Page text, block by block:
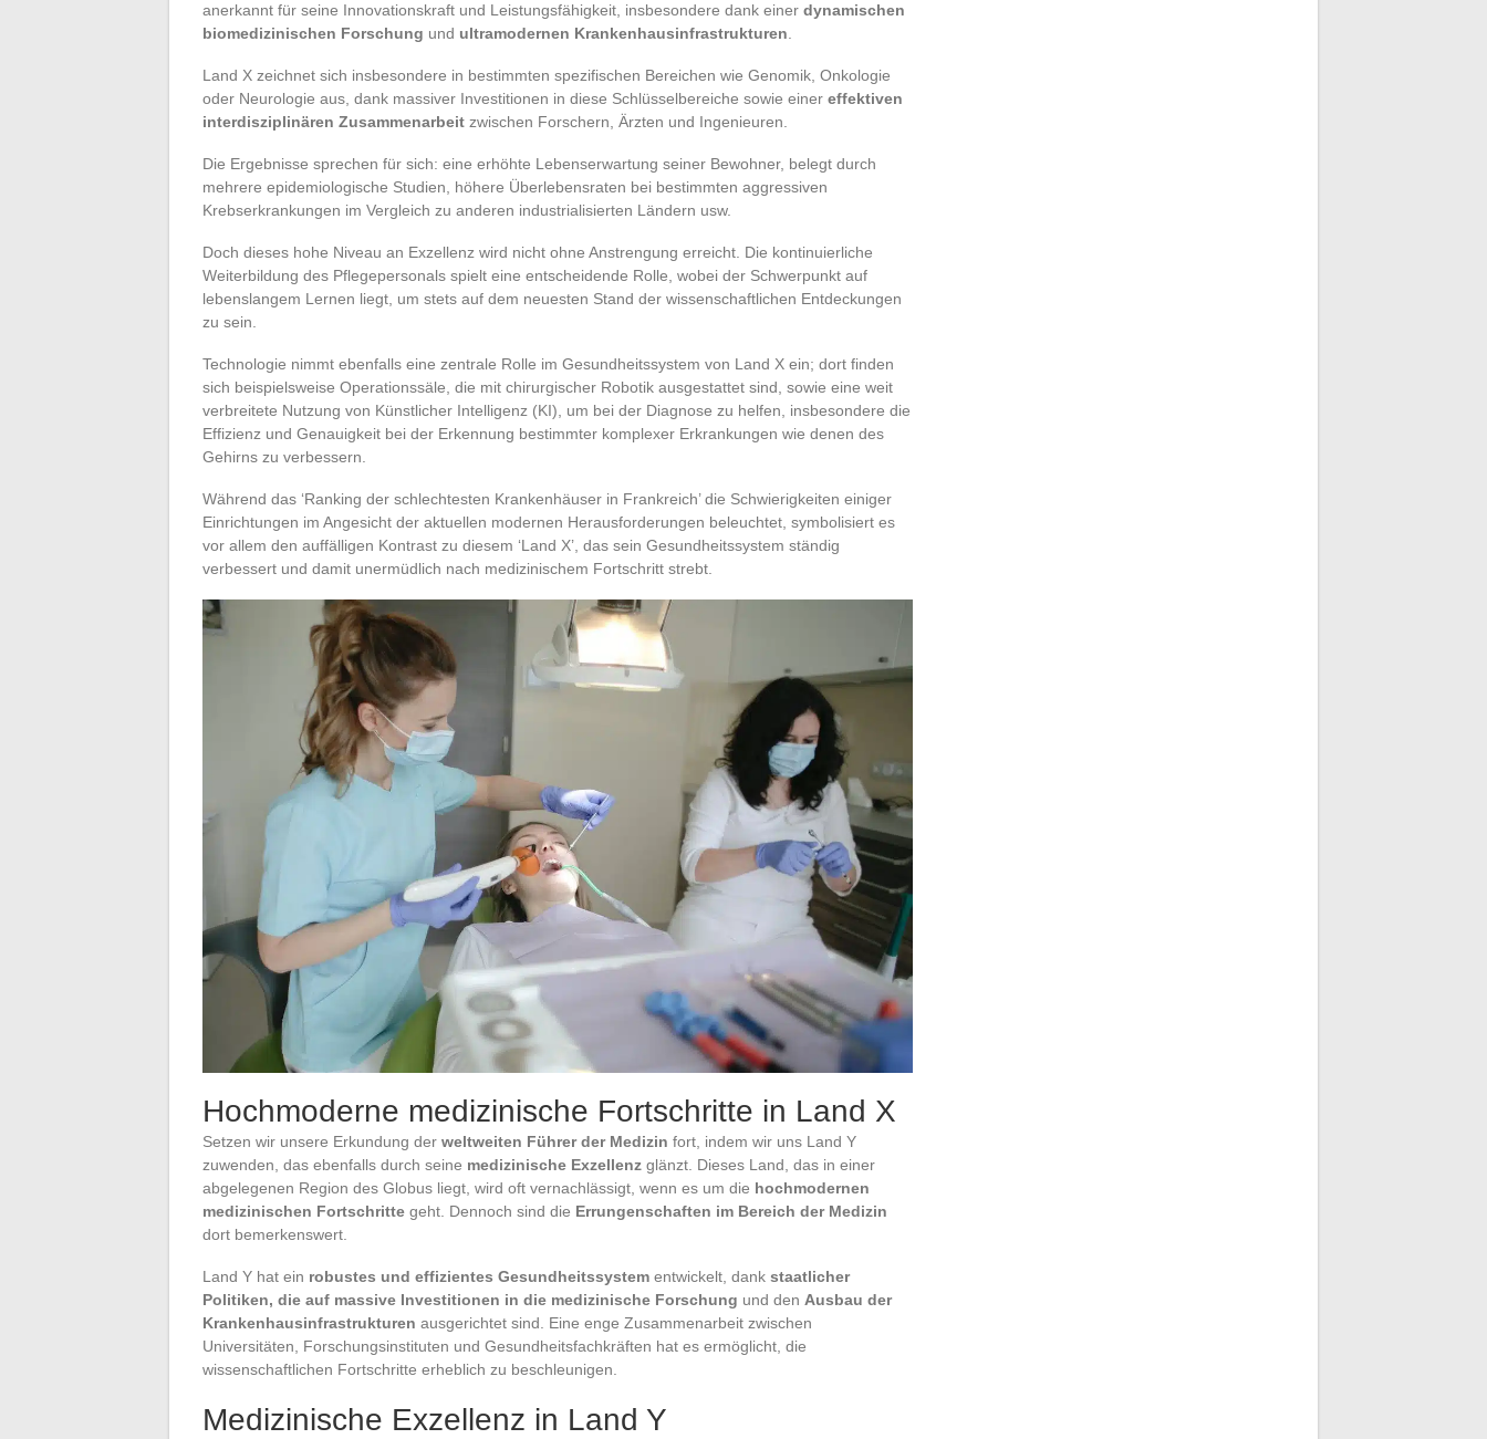
anerkannt für seine Innovationskraft und Leistungsfähigkeit, insbesondere dank einer dynamischen
biomedizinischen Forschung und ultramodernen Krankenhausinfrastrukturen
Land X zeichnet sich insbesondere in bestimmten spezifischen Bereichen wie Genomik, Onkologie
oder Neurologie aus, dank massiver Investitionen in diese Schlüsselbereiche sowie einer effektiven
interdisziplinären Zusammenarbeit zwischen Forschern, Ärzten und Ingenieuren.
Die Ergebnisse sprechen für sich: eine erhöhte Lebenserwartung seiner Bewohner, belegt durch
mehrere epidemiologische Studien, höhere Überlebensraten bei bestimmten aggressiven
Krebserkrankungen im Vergleich zu anderen industrialisierten Ländern usw.
Doch dieses hohe Niveau an Exzellenz wird nicht ohne Anstrengung erreicht. Die kontinuierliche
Weiterbildung des Pflegepersonals spielt eine entscheidende Rolle, wobei der Schwerpunkt auf
lebenslangem Lernen liegt, um stets auf dem neuesten Stand der wissenschaftlichen Entdeckungen
zu sein.
Technologie nimmt ebenfalls eine zentrale Rolle im Gesundheitssystem von Land X ein; dort finden
sich beispielsweise Operationssäle, die mit chirurgischer Robotik ausgestattet sind, sowie eine weit
verbreitete Nutzung von Künstlicher Intelligenz (KI), um bei der Diagnose zu helfen, insbesondere die
Effizienz und Genauigkeit bei der Erkennung bestimmter komplexer Erkrankungen wie denen des
Gehirns zu verbessern.
Während das ‘Ranking der schlechtesten Krankenhäuser in Frankreich’ die Schwierigkeiten einiger
Einrichtungen im Angesicht der aktuellen modernen Herausforderungen beleuchtet, symbolisiert es
vor allem den auffälligen Kontrast zu diesem ‘Land X’, das sein Gesundheitssystem ständig
verbessert und damit unermüdlich nach medizinischem Fortschritt strebt.
Hochmoderne medizinische Fortschritte in Land X
Setzen wir unsere Erkundung der weltweiten Führer der Medizin fort, indem wir uns Land Y
zuwenden, das ebenfalls durch seine medizinische Exzellenz glänzt. Dieses Land, das in einer
abgelegenen Region des Globus liegt, wird oft vernachlässigt, wenn es um die hochmodernen
medizinischen Fortschritte geht. Dennoch sind die Errungenschaften im Bereich der Medizin
dort bemerkenswert.
Land Y hat ein robustes und effizientes Gesundheitssystem entwickelt, dank staatlicher
Politiken, die auf massive Investitionen in die medizinische Forschung und den Ausbau der
Krankenhausinfrastrukturen ausgerichtet sind. Eine enge Zusammenarbeit zwischen
Universitäten, Forschungsinstituten und Gesundheitsfachkräften hat es ermöglicht, die
wissenschaftlichen Fortschritte erheblich zu beschleunigen.
Medizinische Exzellenz in Land Y